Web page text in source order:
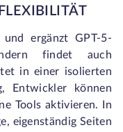
ergänzt GPT-5-
findet auch
in einer isolierten
Entwickler können
Tools aktivieren. In
eigenständig Seiten